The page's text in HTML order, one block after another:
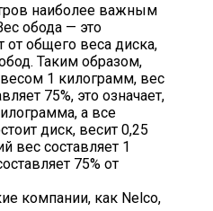
наиболее важным
обода — это
от общего веса диска,
Таким образом,
1 килограмм, вес
75%, это означает,
а все
диск, весит 0,25
вес составляет 1
75% от
компании, как Nelco,